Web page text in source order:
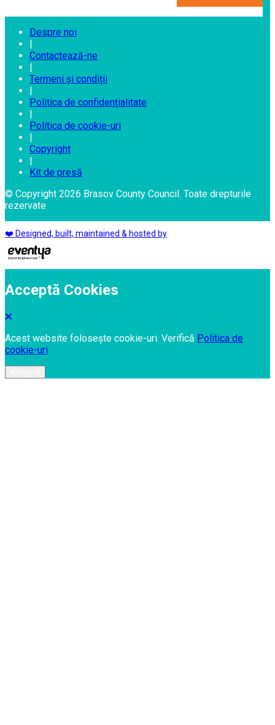
Despre noi
|
Contactează-ne
|
Termeni și condiții
|
Politica de confidențialitate
|
Politica de cookie-uri
|
Copyright
|
Kit de presă
© Copyright 2026 Brasov County Council. Toate drepturile
rezervate
❤️ Designed, built, maintained & hosted by
Acceptă Cookies
Acest website folosește cookie-uri. Verifică Politica de
cookie-uri